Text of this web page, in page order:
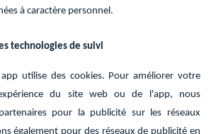
à caractère personnel.
technologies de suivi
utilise des cookies. Pour améliorer votre
du site web ou de l'app, nous
pour la publicité sur les réseaux
également pour des réseaux de publicité en